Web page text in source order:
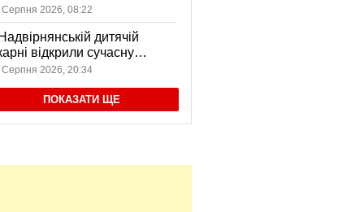
захисником, який віддав
за Україну
Серпня 2026, 08:22
дитячій
відкрили сучасну
кімнату
Серпня 2026, 20:34
ПОКАЗАТИ ЩЕ